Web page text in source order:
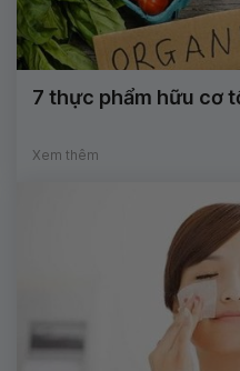
7 thực phẩm hữu cơ
Xem thêm